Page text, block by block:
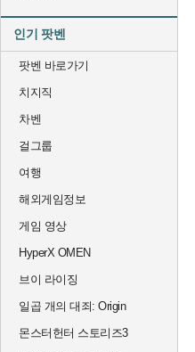
인기 팟벤
팟벤 바로가기
치지직
차벤
걸그룹
여행
해외게임정보
게임 영상
HyperX OMEN
브이 라이징
일곱 개의 대죄: Origin
몬스터헌터 스토리즈3